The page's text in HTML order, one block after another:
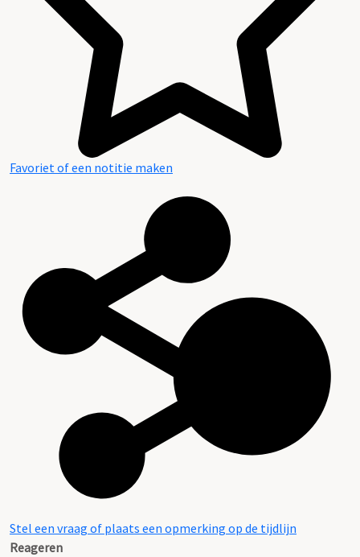
Favoriet of een notitie maken
Stel een vraag of plaats een opmerking op de tijdlijn
Reageren